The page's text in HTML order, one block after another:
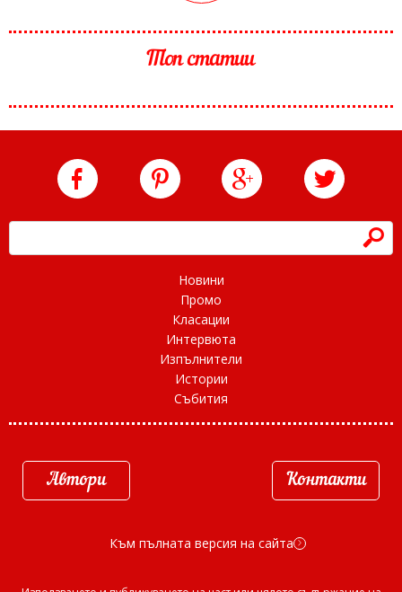
Топ статии
h
Новини
Промо
Класации
Интервюта
Изпълнители
Истории
Събития
Автори Контакти
Към пълната версия на сайта d